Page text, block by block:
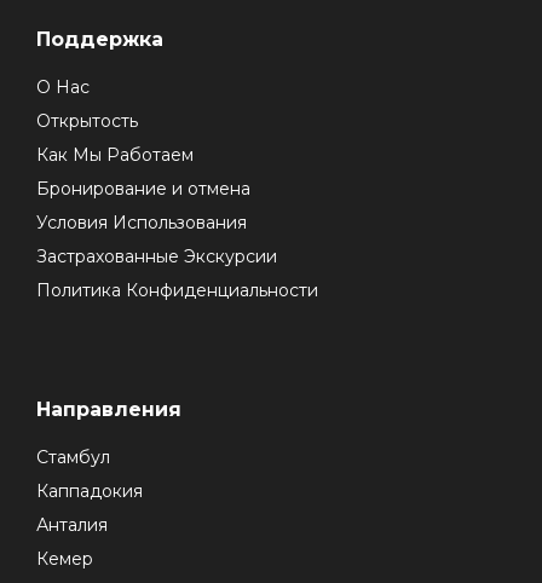
Поддержка
О Нас
Открытость
Как Мы Работаем
Бронирование и отмена
Условия Использования
Застрахованные Экскурсии
Политика Конфиденциальности
Направления
Стамбул
Каппадокия
Анталия
Кемер